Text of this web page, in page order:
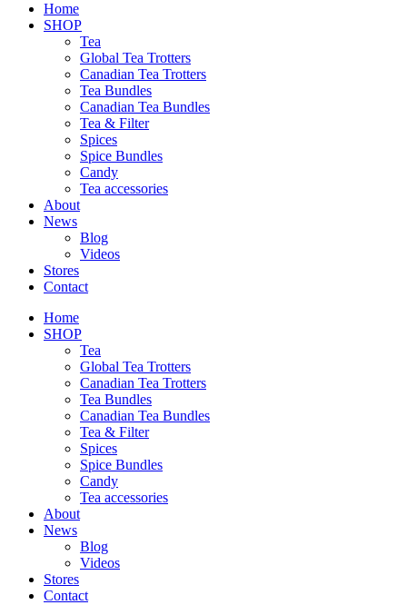
Home
SHOP
Tea
Global Tea Trotters
Canadian Tea Trotters
Tea Bundles
Canadian Tea Bundles
Tea & Filter
Spices
Spice Bundles
Candy
Tea accessories
About
News
Blog
Videos
Stores
Contact
Home
SHOP
Tea
Global Tea Trotters
Canadian Tea Trotters
Tea Bundles
Canadian Tea Bundles
Tea & Filter
Spices
Spice Bundles
Candy
Tea accessories
About
News
Blog
Videos
Stores
Contact